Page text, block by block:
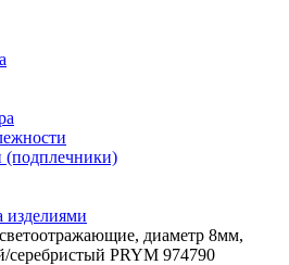
(подплечники)
изделиями
диаметр 8мм,
серебристый PRYM 974790